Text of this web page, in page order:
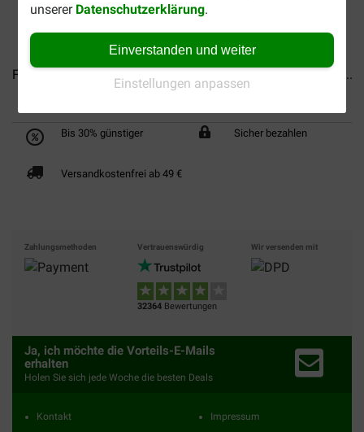
unserer Datenschutzerklärung.
Einverstanden und weiter
Einstellungen anpassen
Farm Food Rawhide Dental... Brekz Rawhide - Rollsticks...
Bis 30% günstiger Sicher bezahlen
Versandkostenfrei ab 49 €
Zahlungsmethoden Vertrauenswürdig
32364 Bewertungen
Wir versenden mit
Ja, ich möchte die Vorteils-E-Mails
erhalten
Holen Sie sich jede Woche die besten Deals
Kontakt Impressum